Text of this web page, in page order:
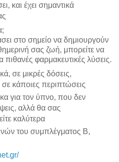
και έχει σημαντικά
στο σημείο να δημιουργούν
σας ζωή, μπορείτε να
πιθανές φαρμακευτικές λύσεις.
σε μικρές δόσεις,
κάποιες περιπτώσεις
για τον ύπνο, που δεν
αλλά θα σας
καλύτερα
του συμπλέγματος Β,